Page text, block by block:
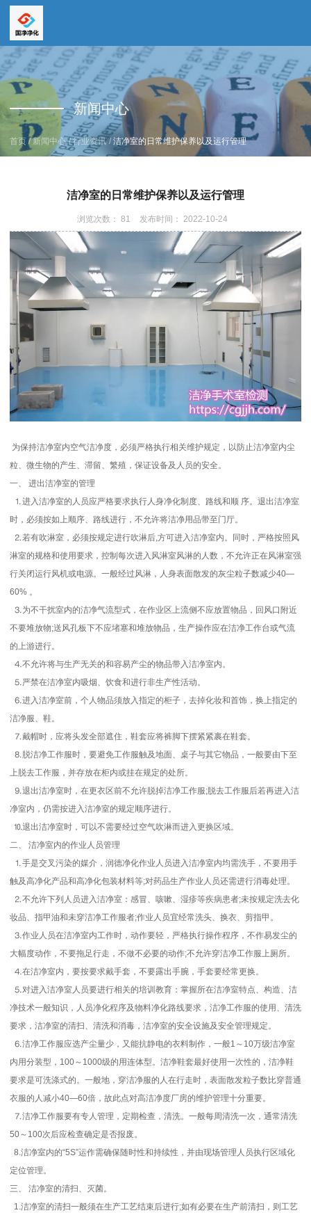
全国服务热线
19157616862
全国服务热线
15669159195新闻中心
首页 /新闻中心 /行业资讯 / 洁净室的日常维护保养以及运行管理
洁净室的日常维护保养以及运行管理
浏览次数： 81 发布时间： 2022-10-24
为保持洁净室内空气洁净度，必须严格执行相关维护规定，以防止洁净室内尘
粒、微生物的产生、滞留、繁殖，保证设备及人员的安全。
一、 进出洁净室的管理
⒈进入洁净室的人员应严格要求执行人身净化制度、路线和顺 序。退出洁净室
时，必须按如上顺序、路线进行，不允许将洁净用品带至门厅。
⒉若有吹淋室，必须按规定进行吹淋后,方可进入洁净室内。同时，严格按照风
淋室的规格和使用要求，控制每次进入风淋室风淋的人数，不允许正在风淋室强
行关闭运行风机或电源。一般经过风淋，人身表面散发的灰尘粒子数减少40—
60% 。
⒊为不干扰室内的洁净气流型式，在作业区上流侧不应放置物品，回风口附近
不要堆放物;送风孔板下不应堵塞和堆放物品，生产操作应在洁净工作台或气流
的上游进行。
⒋不允许将与生产无关的和容易产尘的物品带入洁净室内。
⒌严禁在洁净室内吸烟、饮食和进行非生产性活动。
⒍进入洁净室前，个人物品须放入指定的柜子，去掉化妆和首饰，换上指定的
洁净服、鞋。
⒎戴帽时，应将头发全部遮住，鞋套应将裤脚下摆紧紧裹在鞋套。
⒏脱洁净工作服时，要避免工作服触及地面、桌子与其它物品，一般要由下至
上脱去工作服，并存放在柜内或挂在规定的处所。
⒐退出洁净室时，在更衣区前不允许脱掉洁净工作服;脱去工作服后若再进入洁
净室内，仍需按进入洁净室的规定顺序进行。
⒑退出洁净室时，可以不需要经过空气吹淋而进入更换区域。
二、 洁净室内的作业人员管理
⒈手是交叉污染的媒介，润德净化作业人员进入洁净室内均需洗手，不要用手
触及高净化产品和高净化包装材料等;对药品生产作业人员还需进行消毒处理。
⒉不允许下列人员进入洁净室：感冒、咳嗽、湿疹等疾病患者;未按规定洗去化
妆品、指甲油和未穿洁净工作服者;作业人员宜经常洗头、换衣、剪指甲。
⒊作业人员在洁净室内工作时，动作要轻，严格执行操作程序，不作易发尘的
大幅度动作，不要拖足行走，不做不必要的动作;不允许穿洁净工作服上厕所。
⒋在洁净室内，要按要求戴手套，不要露出手腕，手套要经常更换。
⒌对进入洁净室人员要进行相关的培训教育：掌握所在洁净室特点、构造、洁
净技术一般知识，人员净化程序及物料净化路线要求，洁净工作服的使用、清洗
要求，洁净室的清扫、清洗和消毒，洁净室的安全设施及安全管理规定。
⒍洁净工作服应选产尘量少，又能抗静电的衣料制作，一般1～10万级洁净室
内用分装型，100～1000级的用连体型。洁净鞋套最好使用一次性的，洁净鞋
要求是可洗涤式的。一般地，穿洁净服的人在行走时，表面散发粒子数比穿普通
衣服的人减小40—60倍，故此点对高洁净度厂房的维护管理十分重要。
⒎洁净工作服要有专人管理，定期检查，清洗。一般每周清洗一次，通常清洗
50～100次后应检查确定是否报废。
8.洁净室内的“5S”运作需确保随时性和持续性，并由现场管理人员执行区域化
定位管理。
三、 洁净室的清扫、灭菌。
1.洁净室的清扫一般须在生产工艺结束后进行;如有必要在生产前清扫，则工艺